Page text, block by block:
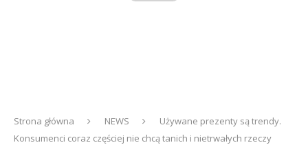
Strona główna NEWS
Używane prezenty są trendy.
Konsumenci coraz częściej nie chcą tanich i nietrwałych rzeczy